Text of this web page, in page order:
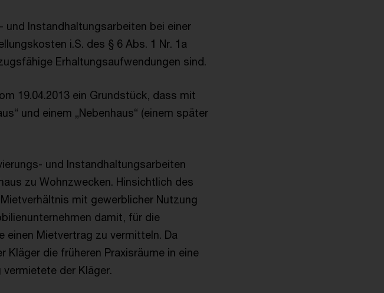
Instandhaltungsarbeiten bei einer
i.S. des § 6 Abs. 1 Nr. 1a
Erhaltungsaufwendungen sind.
19.04.2013 ein Grundstück, dass mit
und einem „Nebenhaus“ (einem später
und Instandhaltungsarbeiten
zu Wohnzwecken. Hinsichtlich des
mit gewerblicher Nutzung
damit, für die
einen Mietvertrag zu vermitteln. Da
die früheren Praxisräume in eine
der Kläger.